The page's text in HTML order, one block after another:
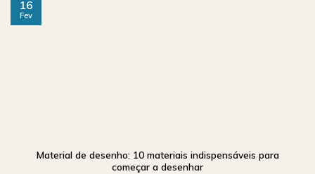
Material de desenho: 10 materiais indispensáveis para
começar a desenhar
16
Fev